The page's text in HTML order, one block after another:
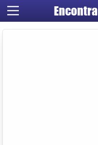
Encontra